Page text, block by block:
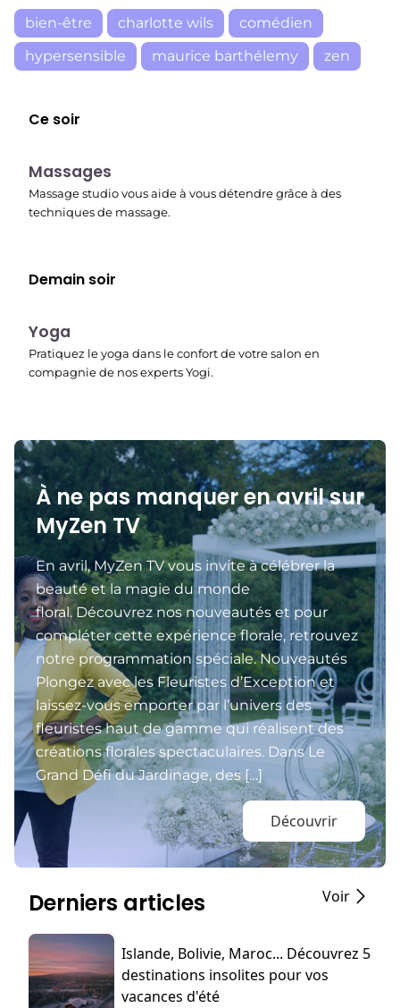
bien-être charlotte wils
comédien
hypersensible
maurice barthélemy zen
Ce soir
23:30
Massages
Massage studio vous aide à vous détendre grâce à des
techniques de massage.
Demain soir
00:15
Yoga
Pratiquez le yoga dans le confort de votre salon en
compagnie de nos experts Yogi.
À ne pas manquer en avril sur
MyZen TV
En avril, MyZen TV vous invite à célébrer la
beauté et la magie du monde
floral. Découvrez nos nouveautés et pour
compléter cette expérience florale, retrouvez
notre programmation spéciale. Nouveautés
Plongez avec les Fleuristes d’Exception et
laissez-vous emporter par l’univers des
fleuristes haut de gamme qui réalisent des
créations florales spectaculaires. Dans Le
Grand Défi du Jardinage, des […]
Découvrir
Derniers articles Voir
Islande, Bolivie, Maroc... Découvrez 5
destinations insolites pour vos
vacances d'été